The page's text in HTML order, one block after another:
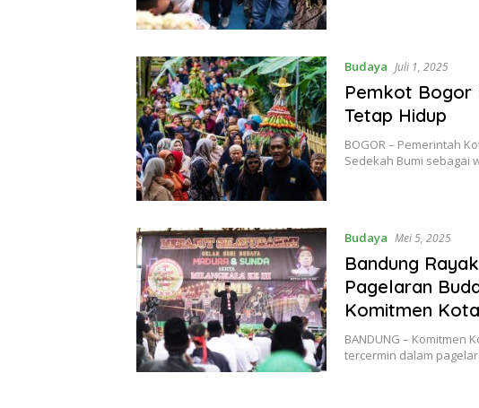
Budaya Juli 1, 2025
Pemkot Bogor
Tetap Hidup
BOGOR – Pemerintah
Sedekah Bumi sebagai
Budaya Mei 5, 2025
Bandung
Pagelaran
Komitmen
BANDUNG – Komitmen
tercermin dalam